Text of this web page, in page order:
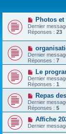
Photos
Dernier
Réponses : 23
Dernier
Réponses : 7
Le
Dernier
Réponses : 1
Repas
Dernier
Réponses : 5
Affiche
Dernier